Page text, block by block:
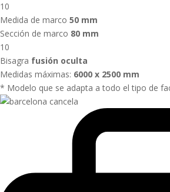
10
Medida de marco 50 mm
Sección de marco 80 mm
10
Bisagra fusión oculta
Medidas máximas: 6000 x 2500 mm
* Modelo que se adapta a todo el tipo de